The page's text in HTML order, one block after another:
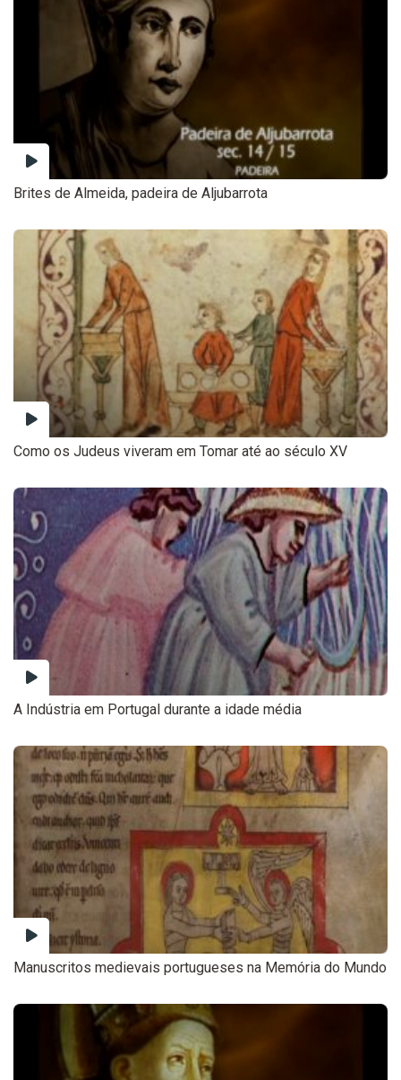
Brites de Almeida, padeira de Aljubarrota
Como os Judeus viveram em Tomar até ao século XV
A Indústria em Portugal durante a idade média
Manuscritos medievais portugueses na Memória do Mundo